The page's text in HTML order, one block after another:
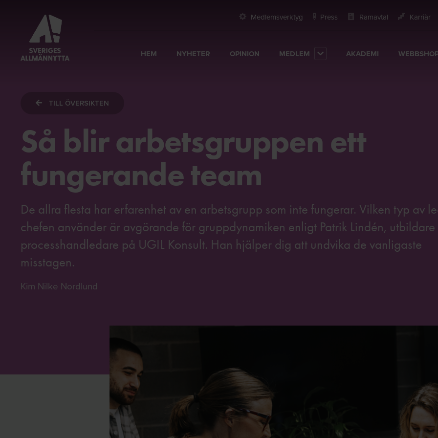
Medlemsverktyg Press Ramavtal Karriär
HEM NYHETER OPINION MEDLEM AKADEMI
TILL ÖVERSIKTEN
Så blir arbetsgruppen ett
fungerande team
De allra flesta har erfarenhet av en arbetsgrupp som inte fungerar. Vilken typ av
chefen använder är avgörande för gruppdynamiken enligt Patrik Lindén,
processhandledare på UGIL Konsult. Han hjälper dig att undvika de vanligaste
misstagen.
Kim Nilke Nordlund